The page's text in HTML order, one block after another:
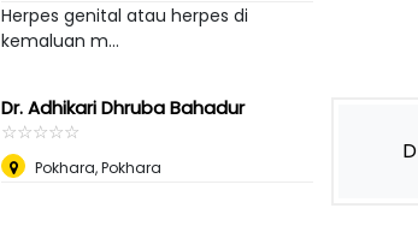
Herpes genital atau herpes di
kemaluan m...
Dr. Adhikari Dhruba Bahadur
☆☆☆☆☆
★★★★★
Pokhara, Pokhara
D